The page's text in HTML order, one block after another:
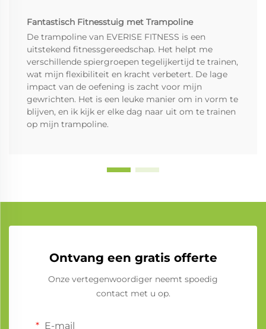
Fantastisch Fitnesstuig met Trampoline
De trampoline van EVERISE FITNESS is een
uitstekend fitnessgereedschap. Het helpt me
verschillende spiergroepen tegelijkertijd te trainen,
wat mijn flexibiliteit en kracht verbetert. De lage
impact van de oefening is zacht voor mijn
gewrichten. Het is een leuke manier om in vorm te
blijven, en ik kijk er elke dag naar uit om te trainen
op mijn trampoline.
Ontvang een gratis offerte
Onze vertegenwoordiger neemt spoedig
contact met u op.
E-mail